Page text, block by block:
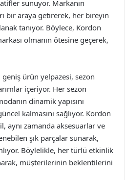
sunuyor. Markanın
bir araya getirerek, her bireyin
tanıyor. Böylece, Kordon
olmanın ötesine geçerek,
ürün yelpazesi, sezon
içeriyor. Her sezon
dinamik yapısını
kalmasını sağlıyor. Kordon
aynı zamanda aksesuarlar ve
şık parçalar sunarak,
Böylelikle, her türlü etkinlik
müşterilerinin beklentilerini